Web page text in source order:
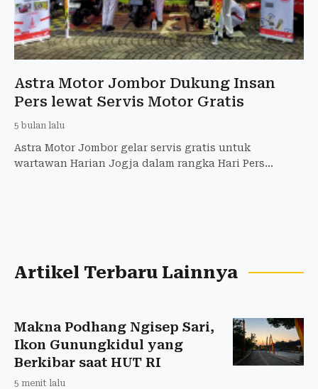
Astra Motor Jombor Dukung Insan
Pers lewat Servis Motor Gratis
5 bulan lalu
Astra Motor Jombor gelar servis gratis untuk
wartawan Harian Jogja dalam rangka Hari Pers
Artikel Terbaru Lainnya
Makna Podhang Ngisep Sari,
Ikon Gunungkidul yang
Berkibar saat HUT RI
5 menit lalu